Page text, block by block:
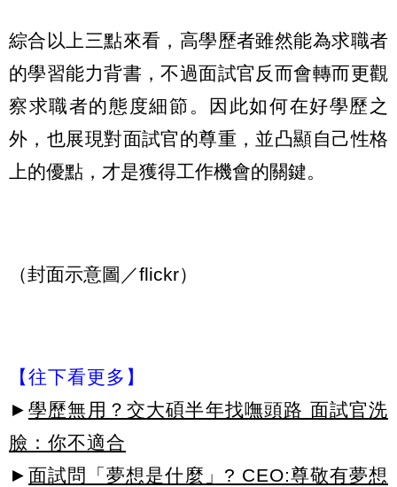
綜合以上三點來看，高學歷者雖然能為求職者
的學習能力背書，不過面試官反而會轉而更觀
察求職者的態度細節。因此如何在好學歷之
外，也展現對面試官的尊重，並凸顯自己性格
上的優點，才是獲得工作機會的關鍵。
（封面示意圖／flickr）
【往下看更多】
► 學歷無用？交大碩半年找嘸頭路 面試官洗
臉：你不適合
► 面試問「夢想是什麼」? CEO:尊敬有夢想